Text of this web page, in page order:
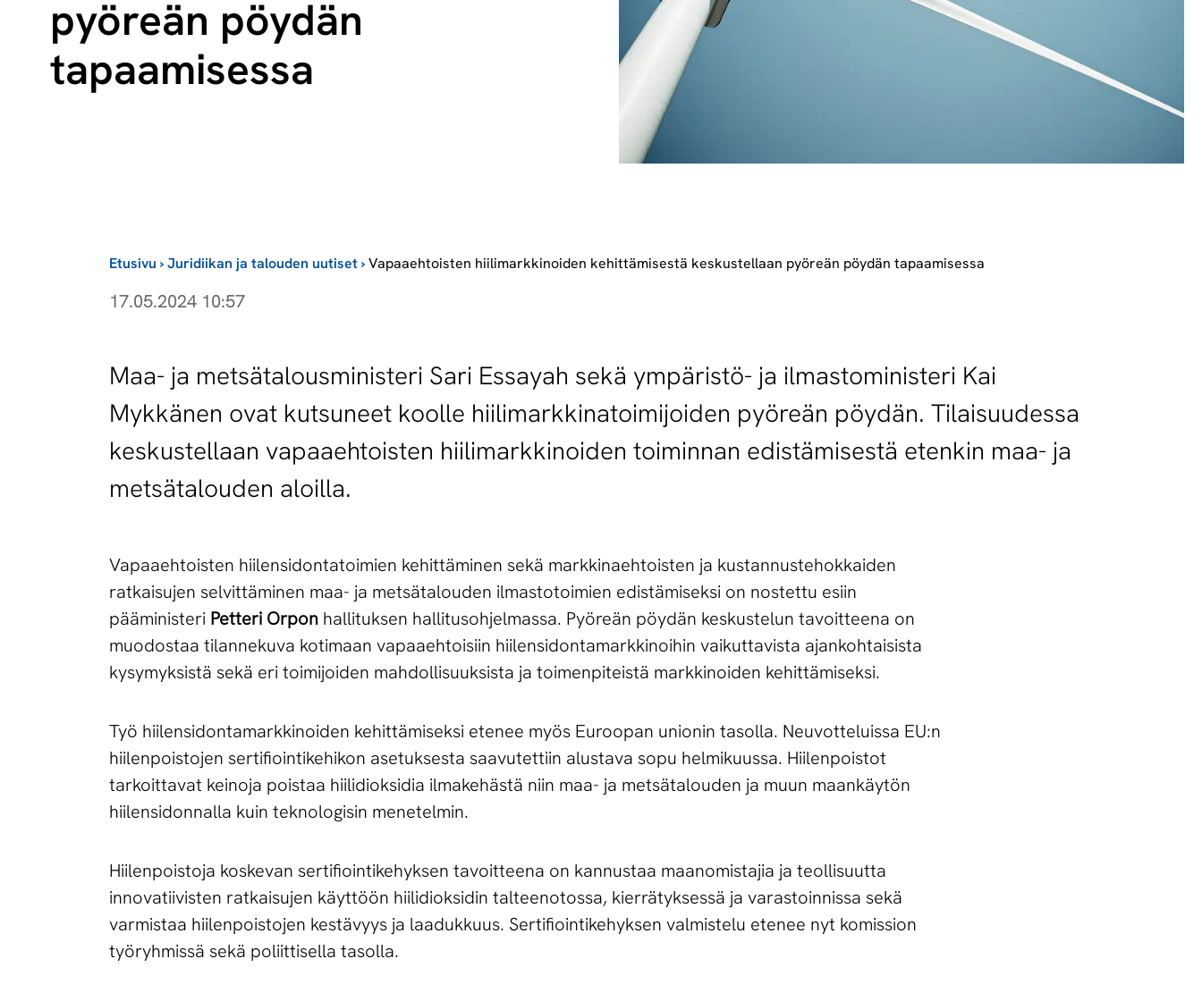
pyöreän pöydän
tapaamisessa
Etusivu ›Juridiikan ja talouden uutiset›Vapaaehtoisten hiilimarkkinoiden kehittämisestä keskustellaan pyöreän pöydän tapaamisessa
17.05.2024 10:57
Maa- ja metsätalousministeri Sari Essayah sekä ympäristö- ja ilmastoministeri Kai
Mykkänen ovat kutsuneet koolle hiilimarkkinatoimijoiden pyöreän pöydän. Tilaisuudessa
keskustellaan vapaaehtoisten hiilimarkkinoiden toiminnan edistämisestä etenkin maa- ja
metsätalouden aloilla.
Vapaaehtoisten hiilensidontatoimien kehittäminen sekä markkinaehtoisten ja kustannustehokkaiden
ratkaisujen selvittäminen maa- ja metsätalouden ilmastotoimien edistämiseksi on nostettu esiin
pääministeri Petteri Orpon hallituksen hallitusohjelmassa. Pyöreän pöydän keskustelun tavoitteena on
muodostaa tilannekuva kotimaan vapaaehtoisiin hiilensidontamarkkinoihin vaikuttavista ajankohtaisista
kysymyksistä sekä eri toimijoiden mahdollisuuksista ja toimenpiteistä markkinoiden kehittämiseksi.
Työ hiilensidontamarkkinoiden kehittämiseksi etenee myös Euroopan unionin tasolla. Neuvotteluissa EU:n
hiilenpoistojen sertifiointikehikon asetuksesta saavutettiin alustava sopu helmikuussa. Hiilenpoistot
tarkoittavat keinoja poistaa hiilidioksidia ilmakehästä niin maa- ja metsätalouden ja muun maankäytön
hiilensidonnalla kuin teknologisin menetelmin.
Hiilenpoistoja koskevan sertifiointikehyksen tavoitteena on kannustaa maanomistajia ja teollisuutta
innovatiivisten ratkaisujen käyttöön hiilidioksidin talteenotossa, kierrätyksessä ja varastoinnissa sekä
varmistaa hiilenpoistojen kestävyys ja laadukkuus. Sertifiointikehyksen valmistelu etenee nyt komission
työryhmissä sekä poliittisella tasolla.